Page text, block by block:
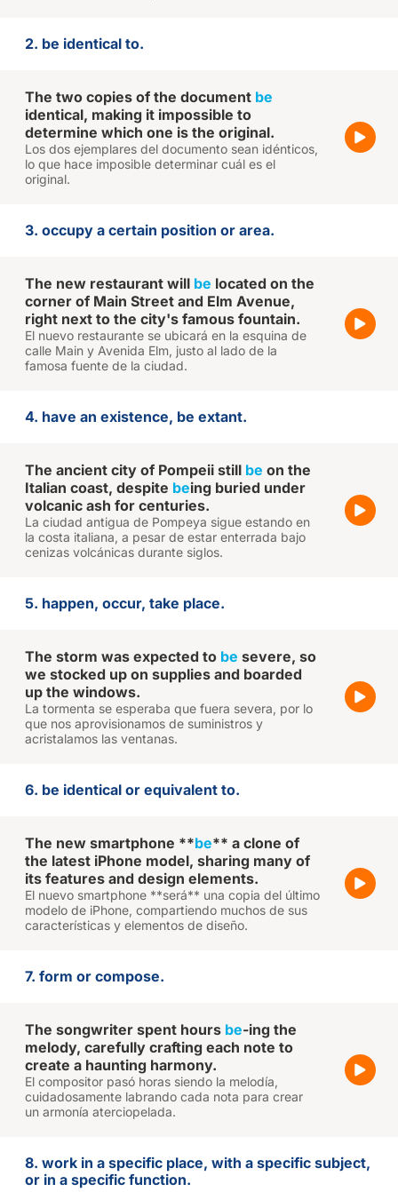
2. be identical to.
The two copies of the document be
identical, making it impossible to
determine which one is the original.
Los dos ejemplares del documento sean idénticos,
lo que hace imposible determinar cuál es el
original.
3. occupy a certain position or area.
The new restaurant will be located on the
corner of Main Street and Elm Avenue,
right next to the city's famous fountain.
El nuevo restaurante se ubicará en la esquina de
calle Main y Avenida Elm, justo al lado de la
famosa fuente de la ciudad.
4. have an existence, be extant.
The ancient city of Pompeii still be on the
Italian coast, despite being buried under
volcanic ash for centuries.
La ciudad antigua de Pompeya sigue estando en
la costa italiana, a pesar de estar enterrada bajo
cenizas volcánicas durante siglos.
5. happen, occur, take place.
The storm was expected to be severe, so
we stocked up on supplies and boarded
up the windows.
La tormenta se esperaba que fuera severa, por lo
que nos aprovisionamos de suministros y
acristalamos las ventanas.
6. be identical or equivalent to.
The new smartphone **be** a clone of
the latest iPhone model, sharing many of
its features and design elements.
El nuevo smartphone **será** una copia del último
modelo de iPhone, compartiendo muchos de sus
características y elementos de diseño.
7. form or compose.
The songwriter spent hours be-ing the
melody, carefully crafting each note to
create a haunting harmony.
El compositor pasó horas siendo la melodía,
cuidadosamente labrando cada nota para crear
un armonía aterciopelada.
8. work in a specific place, with a specific subject,
or in a specific function.